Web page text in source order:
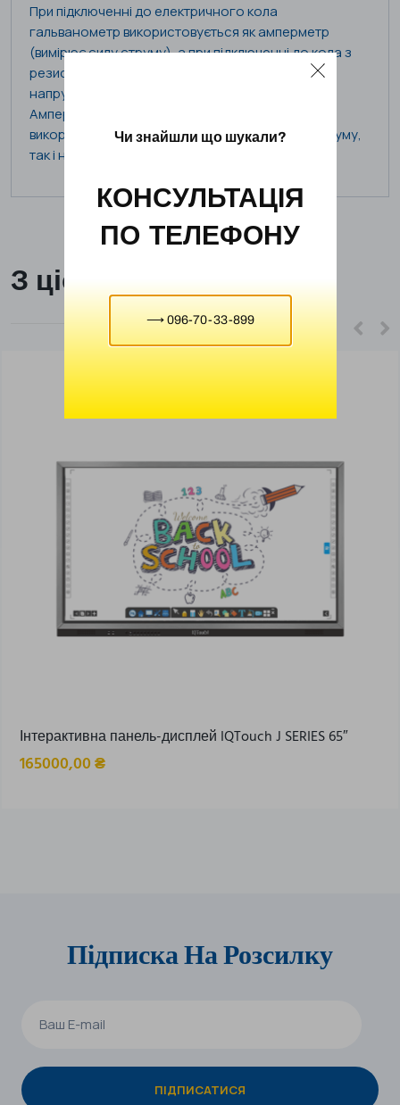
При підключенні до електричного кола
гальванометр використовується як амперметр
(вимірює силу струму), а при підключенні до кола з
резистором (опором) – як вольтметр (вимірює
напругу). Таким чином, демонстраційний
Ампервольтметр з гальванометром може
використовуватись для вимірювання як сили струму,
так і напруги в електричному колі.
З цієї ж категорії
Інтерактивна панель-дисплей IQTouch J SERIES 65″
165000,00₴
Підписка На Розсилку
Чи знайшли що шукали?
КОНСУЛЬТАЦІЯ
ПО ТЕЛЕФОНУ
⟶ 096-70-33-899